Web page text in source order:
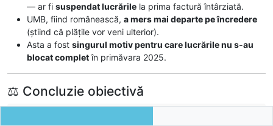
— ar fi suspendat lucrările la prima factură întârziată.
UMB, fiind românească, a mers mai departe pe încredere
(știind că plățile vor veni ulterior).
Asta a fost singurul motiv pentru care lucrările nu s-au
blocat completîn primăvara 2025.
⚖️ Concluzie obiectivă